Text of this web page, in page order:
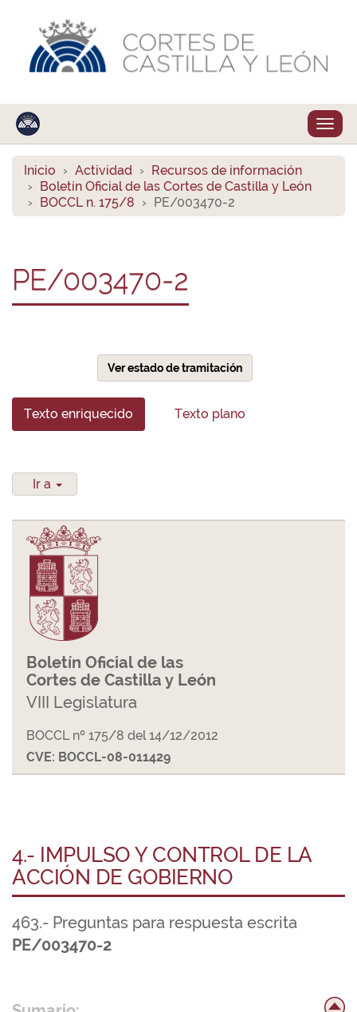
Inicio Actividad
Recursos de información
Boletín Oficial de las Cortes de Castilla y León
BOCCL n. 175/8
PE/003470-2
PE/003470-2
Ver estado de tramitación
Texto enriquecido Texto plano
Ir a
Boletín Oficial de las
Cortes de Castilla y León
VIII Legislatura
BOCCL nº 175/8 del 14/12/2012
CVE: BOCCL-08-011429
4.- IMPULSO Y CONTROL DE LA
ACCIÓN DE GOBIERNO
463.- Preguntas para respuesta escrita
PE/003470-2